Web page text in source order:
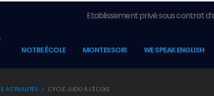
Etablissement privé sous contrat
NOTRE ÉCOLE MONTESSORI WE SPEAK ENGLISH
ACTUALITÉS CYCLE JUDO À L'ÉCOLE